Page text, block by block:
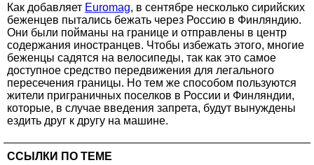
Как добавляет Euromag, в сентябре несколько сирийских
беженцев пытались бежать через Россию в Финляндию.
Они были пойманы на границе и отправлены в центр
содержания иностранцев. Чтобы избежать этого, многие
беженцы садятся на велосипеды, так как это самое
доступное средство передвижения для легального
пересечения границы. Но тем же способом пользуются
жители приграничных поселков в России и Финляндии,
которые, в случае введения запрета, будут вынуждены
ездить друг к другу на машине.
ССЫЛКИ ПО ТЕМЕ